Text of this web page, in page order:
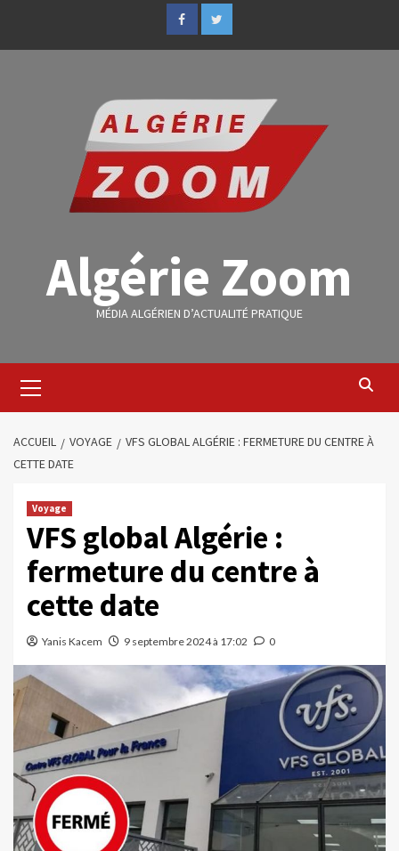
Algérie Zoom
MÉDIA ALGÉRIEN D’ACTUALITÉ PRATIQUE
ACCUEIL VOYAGE
VFS GLOBAL ALGÉRIE : FERMETURE DU CENTRE À
CETTE DATE
Voyage
VFS global Algérie :
fermeture du centre à
cette date
Yanis Kacem 9 septembre 2024 à 17:02 0